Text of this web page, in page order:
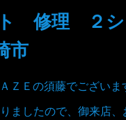
修理 ２
市
Ｅの須藤でございま
ましたので、御来店、